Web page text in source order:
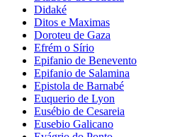
Didaké
Ditos e Maximas
Doroteu de Gaza
Efrém o Sírio
Epifanio de Benevento
Epifanio de Salamina
Epistola de Barnabé
Euquerio de Lyon
Eusébio de Cesareia
Eusebio Galicano